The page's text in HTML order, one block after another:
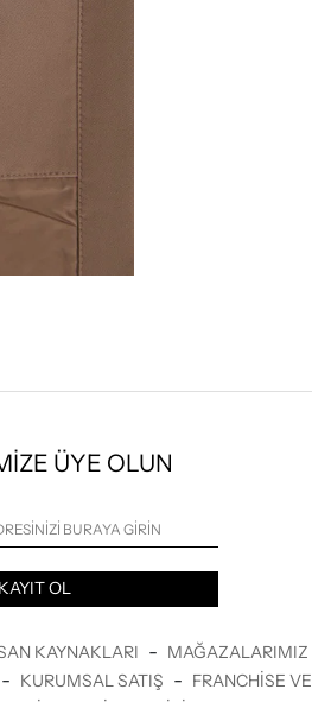
ÜYE OLUN
KAYIT OL
KAYNAKLARI - MAĞAZALARIMIZ
- KURUMSAL SATIŞ - FRANCHISE VE